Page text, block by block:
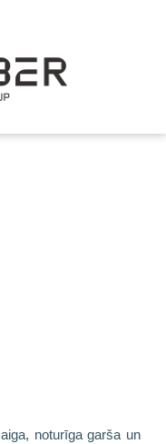
noturīga garša un